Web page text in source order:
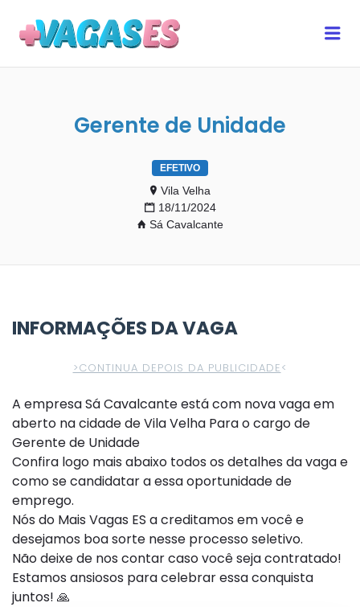
Gerente de Unidade
EFETIVO
Vila Velha
18/11/2024
Sá Cavalcante
INFORMAÇÕES DA VAGA
>CONTINUA DEPOIS DA PUBLICIDADE<
A empresa Sá Cavalcante está com nova vaga em
aberto na cidade de Vila Velha Para o cargo de
Gerente de Unidade
Confira logo mais abaixo todos os detalhes da vaga e
como se candidatar a essa oportunidade de
emprego.
Nós do Mais Vagas ES a creditamos em você e
desejamos boa sorte nesse processo seletivo.
Não deixe de nos contar caso você seja contratado!
Estamos ansiosos para celebrar essa conquista
juntos! 🙏